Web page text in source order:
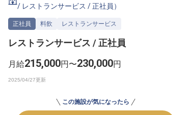
無料 転職サポートに申し込む
採用をお考えの企業様へ
/ レストランサービス /正社員 ）
正社員 料飲 レストランサービス
レストランサービス / 正社員
月給215,000円〜230,000円
この施設が気になったら